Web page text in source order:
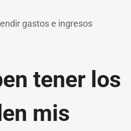
gastos e ingresos
tener los
mis